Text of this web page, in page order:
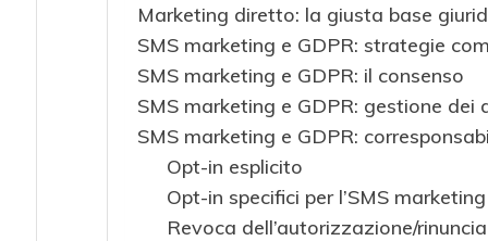
Marketing diretto: la giusta base
SMS marketing e GDPR: strategie
SMS marketing e GDPR: il consenso
SMS marketing e GDPR: gestione dei
SMS marketing e GDPR:
Opt-in esplicito
Opt-in specifici per l’SMS marketing
Revoca dell’autorizzazione/